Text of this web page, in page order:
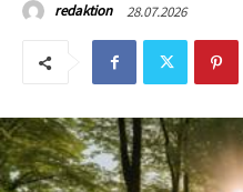
redaktion 28.07.2026